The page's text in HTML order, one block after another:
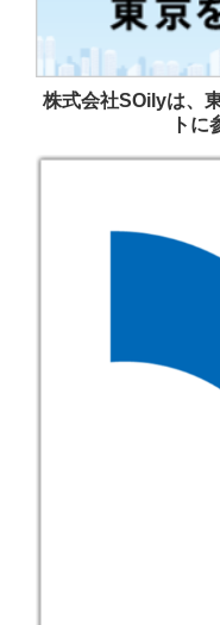
株式会社SOilyは、
トに